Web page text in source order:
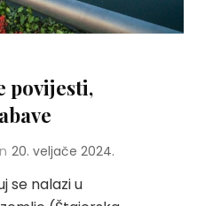
povijesti,
20. veljače 2024.
se nalazi u